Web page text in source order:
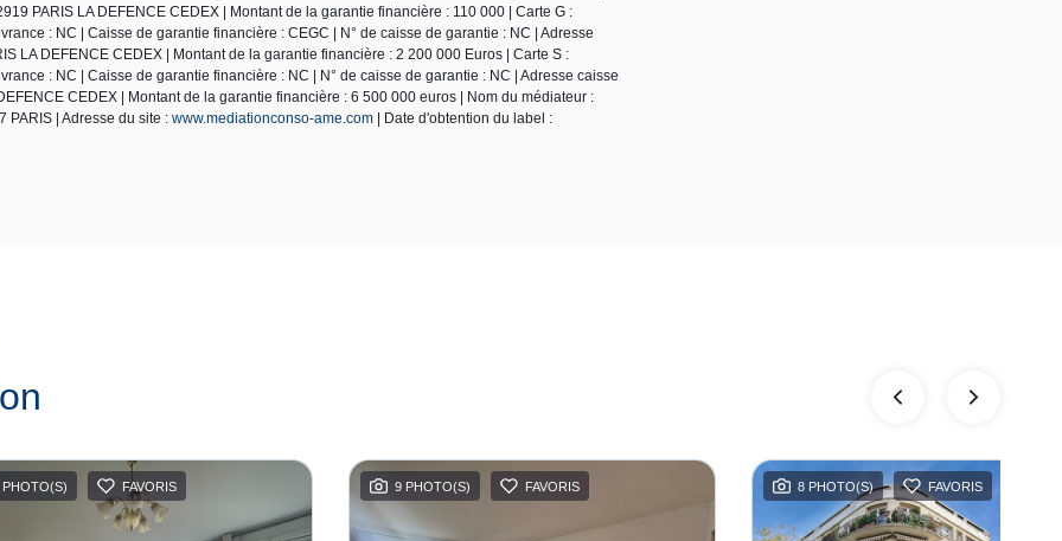
PARIS LA DEFENCE CEDEX | Montant de la garantie financière : 110 000 | Carte G :
: NC | Caisse de garantie financière : CEGC | N° de caisse de garantie : NC | Adresse
LA DEFENCE CEDEX | Montant de la garantie financière : 2 200 000 Euros | Carte S :
: NC | Caisse de garantie financière : NC | N° de caisse de garantie : NC | Adresse caisse
CEDEX | Montant de la garantie financière : 6 500 000 euros | Nom du médiateur :
PARIS | Adresse du site : www.mediationconso-ame.com | Date d'obtention du label :
PHOTO(S) FAVORIS 9 PHOTO(S) FAVORIS 8 PHOTO(S) FAVORIS